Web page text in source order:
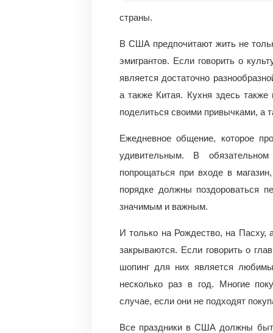
страны.
В США предпочитают жить не
эмигрантов. Если говорить о
является достаточно
а также Китая. Кухня здесь
поделиться своими привычками, а
Ежедневное общение, которое
удивительным. В
попрощаться при входе в
порядке должны поздороваться
значимым и важным.
И только на Рождество, на
закрываются. Если говорить о
шопинг для них является
несколько раз в год. Многие
случае, если они не подходят
Все праздники в США должны